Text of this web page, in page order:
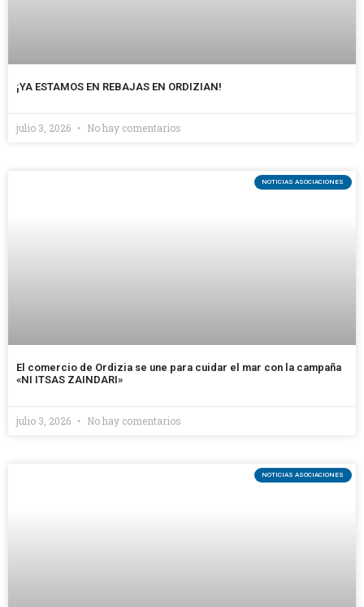
¡YA ESTAMOS EN REBAJAS EN ORDIZIAN!
julio 3, 2026 No hay comentarios
NOTICIAS ASOCIACIONES
El comercio de Ordizia se une para cuidar el mar con la campaña
«NI ITSAS ZAINDARI»
julio 3, 2026 No hay comentarios
NOTICIAS ASOCIACIONES